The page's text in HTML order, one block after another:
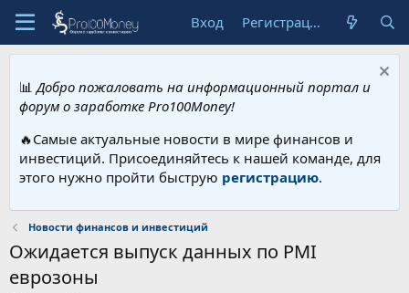
Вход Регистрация
📊 Добро пожаловать на информационный портал и
форум о заработке Pro100Money!
🔥Самые актуальные новости в мире финансов и
инвестиций. Присоединяйтесь к нашей команде, для
этого нужно пройти быструю регистрацию.
Новости финансов и инвестиций
Ожидается выпуск данных по PMI
еврозоны